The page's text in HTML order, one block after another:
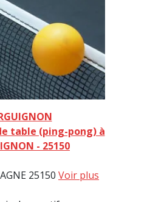
table (ping-pong) à
- 25150
25150 Voir plus